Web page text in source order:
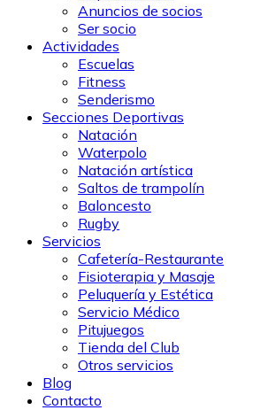
Anuncios de socios
Ser socio
Actividades
Escuelas
Fitness
Senderismo
Secciones Deportivas
Natación
Waterpolo
Natación artística
Saltos de trampolín
Baloncesto
Rugby
Servicios
Cafetería-Restaurante
Fisioterapia y Masaje
Peluquería y Estética
Servicio Médico
Pitujuegos
Tienda del Club
Otros servicios
Blog
Contacto